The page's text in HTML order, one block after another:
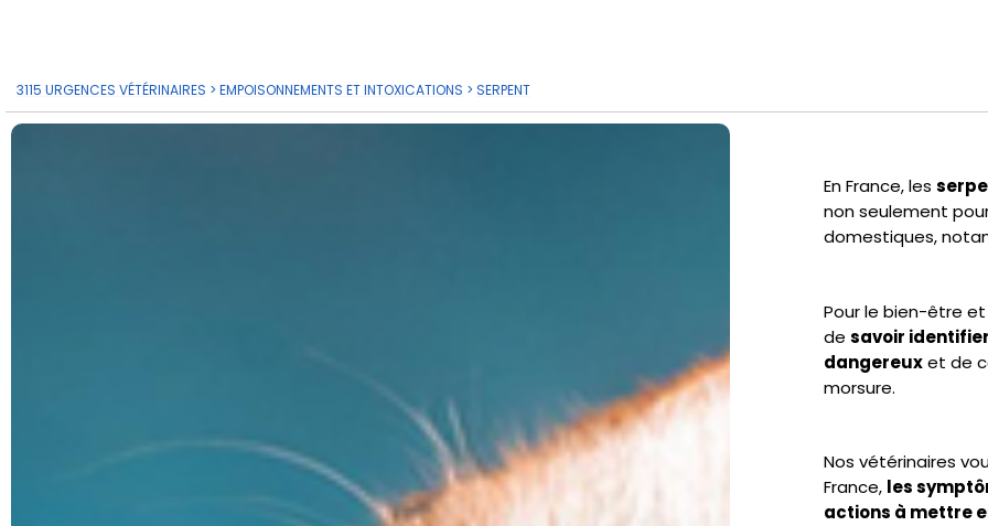
3115 URGENCES VÉTÉRINAIRES > EMPOISONNEMENTS ET INTOXICATIONS > SERPENT
En France, les
non seulement
domestiques,
Pour le bien-être
desavoir
dangereuxet de
morsure.
Nos vétérinaires
France, les
actions à mettre